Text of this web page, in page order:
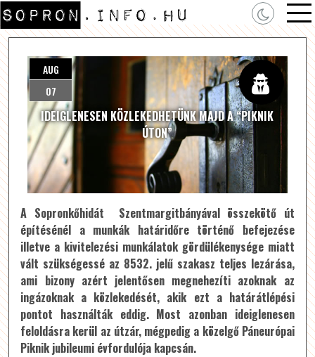
IDEIGLENESEN KÖZLEKEDHETÜNK MAJD A “PIKNIK
ÚTON”
AUG
07
A Sopronkőhidát Szentmargitbányával összekötő út
építésénél a munkák határidőre történő befejezése
illetve a kivitelezési munkálatok gördülékenysége miatt
vált szükségessé az 8532. jelű szakasz teljes lezárása,
ami bizony azért jelentősen megnehezíti azoknak az
ingázoknak a közlekedését, akik ezt a határátlépési
pontot használták eddig. Most azonban ideiglenesen
feloldásra kerül az útzár, mégpedig a közelgő Páneurópai
Piknik jubileumi évfordulója kapcsán.